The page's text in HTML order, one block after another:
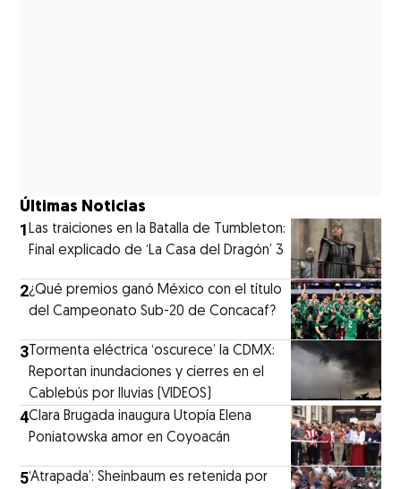
Últimas Noticias
1Las traiciones en la Batalla de Tumbleton:
Final explicado de ‘La Casa del Dragón’ 3
2¿Qué premios ganó México con el título
del Campeonato Sub-20 de Concacaf?
3Tormenta eléctrica ‘oscurece’ la CDMX:
Reportan inundaciones y cierres en el
Cablebús por lluvias (VIDEOS)
4Clara Brugada inaugura Utopía Elena
Poniatowska amor en Coyoacán
5‘Atrapada’: Sheinbaum es retenida por